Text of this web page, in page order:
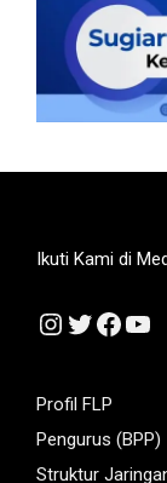
Ikuti Kami di
Instagram
Twitter
Profil FLP
Pengurus (BPP)
Struktur